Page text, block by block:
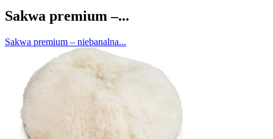
Sakwa premium –...
Sakwa premium – niebanalna...